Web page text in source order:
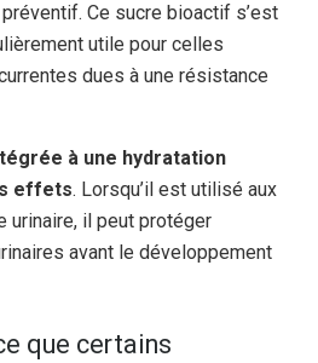
Ce sucre bioactif s’est
utile pour celles
dues à une résistance
à une hydratation
effets. Lorsqu’il est utilisé aux
urinaire, il peut protéger
avant le développement
que certains